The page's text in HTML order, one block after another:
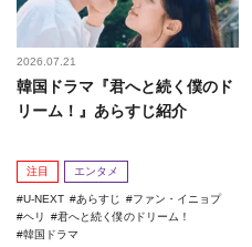
2026.07.21
韓国ドラマ『君へと続く僕のド
リーム！』あらすじ紹介
注目 エンタメ
U-NEXT あらすじ
ファン・イニョプ
ヘリ
君へと続く僕のドリーム！
韓国ドラマ